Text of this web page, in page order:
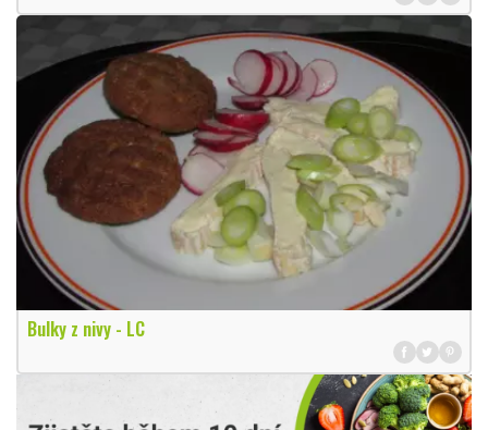
Bulky z nivy - LC